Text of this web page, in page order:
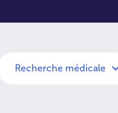
Recherche médicale